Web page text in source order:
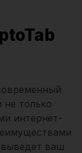
не только
интернет-
выведет ваш